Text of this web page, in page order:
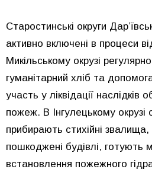
Старостинські округи
активно включені в процеси
Микільському окрузі
гуманітарний хліб та
участь у ліквідації наслідків
пожеж. В Інгулецькому окрузі
прибирають стихійні
пошкоджені будівлі, готують
встановлення пожежного